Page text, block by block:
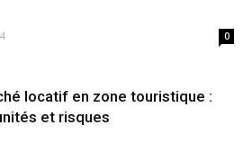
0
locatif en zone touristique :
et risques